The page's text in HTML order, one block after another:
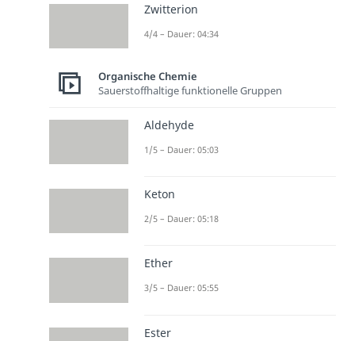
Zwitterion
4/4 – Dauer: 04:34
Organische Chemie
Sauerstoffhaltige funktionelle Gruppen
Aldehyde
1/5 – Dauer: 05:03
Keton
2/5 – Dauer: 05:18
Ether
3/5 – Dauer: 05:55
Ester